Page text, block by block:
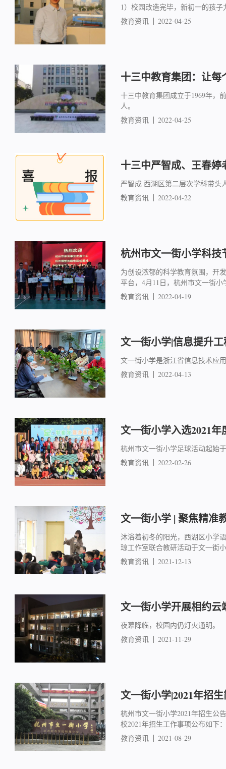
1）校园改造完毕，新初一的孩
教育资讯
2022-04-25
十三中教育集团：让
十三中教育集团成立于1969年，
人。
教育资讯
2022-04-25
十三中严智成、王春
严智成 西湖区第二层次学科带头
教育资讯
2022-04-22
杭州市文一街小学科技
为创设浓郁的科学教育氛围，开
平台，4月11日，杭州市文一街
教育资讯
2022-04-19
文一街小学|信息提升
文一街小学是浙江省信息技术应
教育资讯
2022-04-13
文一街小学入选2021
杭州市文一街小学足球活动起始
教育资讯
2022-02-26
文一街小学 | 聚焦精准
沐浴着初冬的阳光，西湖区小学
琼工作室联合教研活动于文一街
教育资讯
2021-12-13
文一街小学开展相约
夜幕降临，校园内仍灯火通明。
教育资讯
2021-11-29
文一街小学|2021年招
杭州市文一街小学2021年招生公
校2021年招生工作事项公布如下
教育资讯
2021-08-29